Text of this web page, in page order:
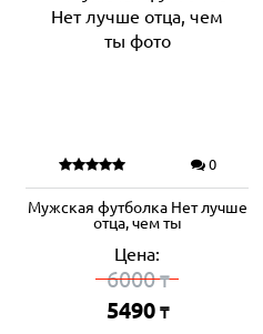
0
Мужская футболка Нет лучше
отца, чем ты
Цена:
6000₸
5490 ₸